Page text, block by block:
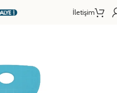
İletişim